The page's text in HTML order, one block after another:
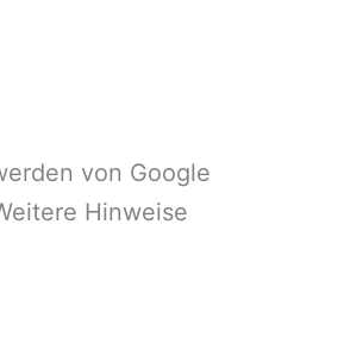
von Google
Hinweise